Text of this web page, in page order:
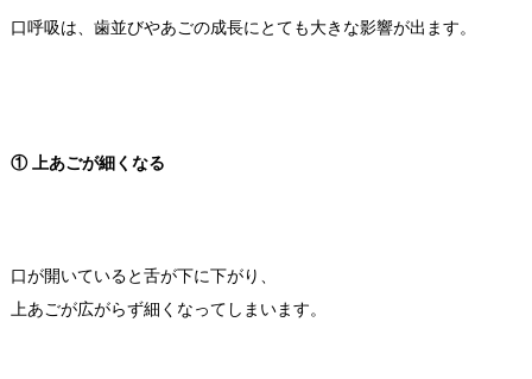
口呼吸は、歯並びやあごの成長にとても大きな影響が出ます。
① 上あごが細くなる
口が開いていると舌が下に下がり、
上あごが広がらず細くなってしまいます。